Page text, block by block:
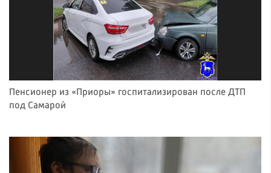
Пенсионер из «Приоры» госпитализирован после ДТП
под Самарой